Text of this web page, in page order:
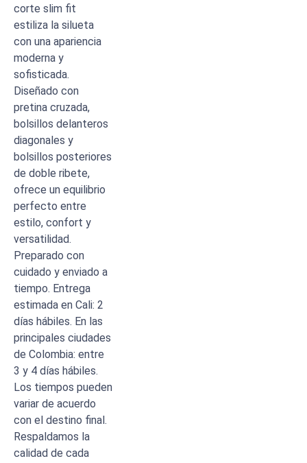
corte slim fit
estiliza la silueta
con una apariencia
moderna y
sofisticada.
Diseñado con
pretina cruzada,
bolsillos delanteros
diagonales y
bolsillos posteriores
de doble ribete,
ofrece un equilibrio
perfecto entre
estilo, confort y
versatilidad.
Preparado con
cuidado y enviado a
tiempo. Entrega
estimada en Cali: 2
días hábiles. En las
principales ciudades
de Colombia: entre
3 y 4 días hábiles.
Los tiempos pueden
variar de acuerdo
con el destino final.
Respaldamos la
calidad de cada